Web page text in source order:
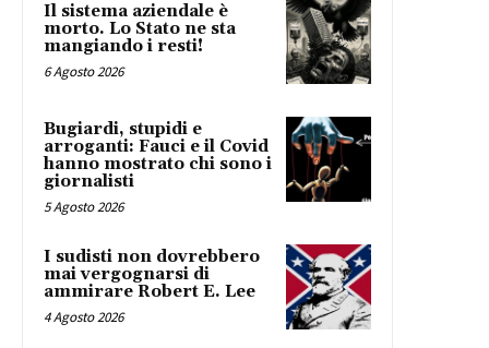
Il sistema aziendale è
morto. Lo Stato ne sta
mangiando i resti!
6 Agosto 2026
Bugiardi, stupidi e
arroganti: Fauci e il Covid
hanno mostrato chi sono i
giornalisti
5 Agosto 2026
I sudisti non dovrebbero
mai vergognarsi di
ammirare Robert E. Lee
4 Agosto 2026